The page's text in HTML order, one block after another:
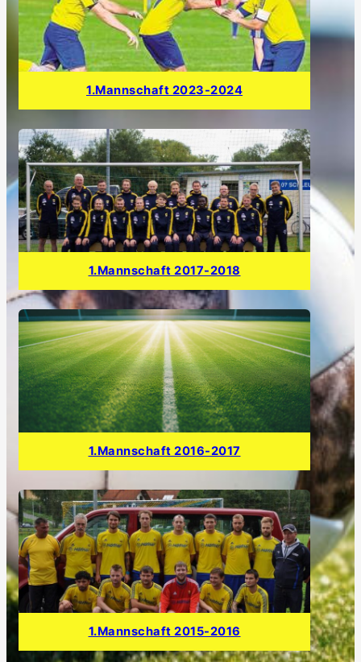
1.Mannschaft 2023-2024
1.Mannschaft 2017-2018
1.Mannschaft 2016-2017
1.Mannschaft 2015-2016